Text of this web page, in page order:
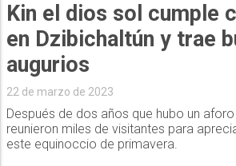
Kin el dios sol cumple
en Dzibichaltún y trae
augurios
22 de marzo de 2023
Después de dos años que hubo un
reunieron miles de visitantes para
este equinoccio de primavera.